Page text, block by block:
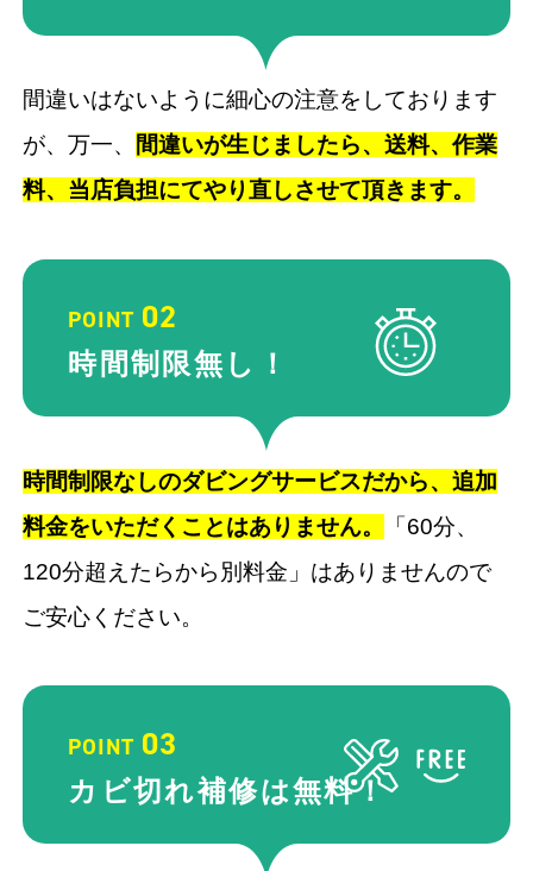
間違いはないように細心の注意をしております
が、万一、
間違いが生じましたら、送料、作業
料、当店負担にてやり直しさせて頂きます。
POINT 02
時間制限無し！
時間制限なしのダビングサービスだから、追加
料金をいただくことはありません。
「60分、
120分超えたらから別料金」はありませんので
ご安心ください。
POINT 03
カビ切れ補修は無料！